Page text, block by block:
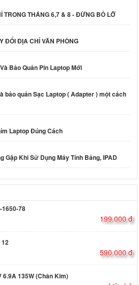
TRONG THÁNG 6,7 & 8 - ĐỪNG BỎ LỠ
ĐỔI ĐỊA CHỈ VĂN PHÒNG
Bảo Quản Pin Laptop Mới
bảo quản Sạc Laptop ( Adapter ) một cách
Laptop Đúng Cách
Gặp Khi Sử Dụng Máy Tính Bảng, IPAD
78
199.000 đ
12
590.000 đ
6.9A 135W (Chân Kim)